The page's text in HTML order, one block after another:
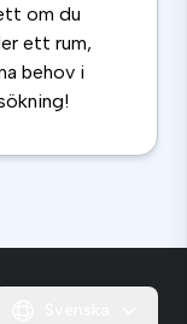
om du
ett rum,
behov i